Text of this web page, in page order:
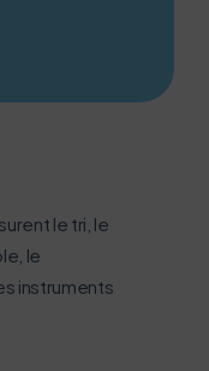
le tri, le
le
instruments